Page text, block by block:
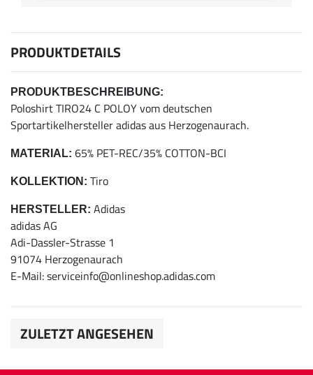
PRODUKTDETAILS
PRODUKTBESCHREIBUNG:
Poloshirt TIRO24 C POLOY vom deutschen
Sportartikelhersteller adidas aus Herzogenaurach.
MATERIAL: 65% PET-REC/35% COTTON-BCI
KOLLEKTION: Tiro
HERSTELLER: Adidas
adidas AG
Adi-Dassler-Strasse 1
91074 Herzogenaurach
E-Mail: serviceinfo@onlineshop.adidas.com
ZULETZT ANGESEHEN